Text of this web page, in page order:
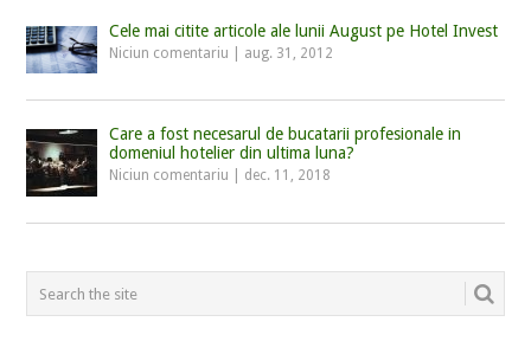
Cele mai citite articole ale lunii August pe Hotel Invest
Niciun comentariu aug. 31, 2012
Care a fost necesarul de bucatarii profesionale in
domeniul hotelier din ultima luna?
Niciun comentariu dec. 11, 2018